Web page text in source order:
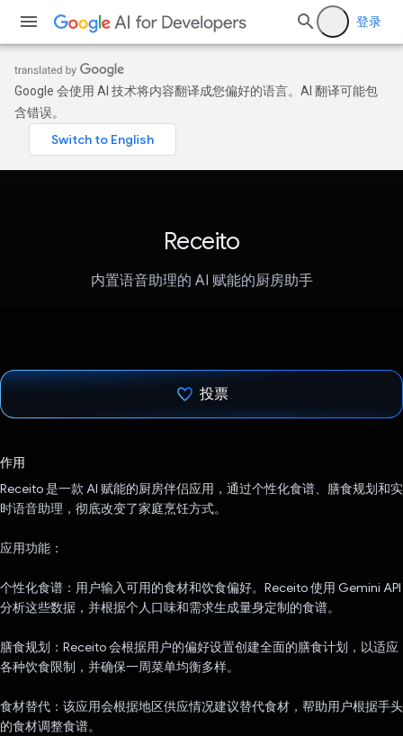
登录
Google 会使用 AI 技术将内容翻译成您偏好的语言。AI 翻译可能包
含错误。
Receito
内置语音助理的 AI 赋能的厨房助手
投票
作用
Receito 是一款 AI 赋能的厨房伴侣应用，通过个性化食谱、膳食规划和实
时语音助理，彻底改变了家庭烹饪方式。
应用功能：
个性化食谱：用户输入可用的食材和饮食偏好。Receito 使用 Gemini API
分析这些数据，并根据个人口味和需求生成量身定制的食谱。
膳食规划：Receito 会根据用户的偏好设置创建全面的膳食计划，以适应
各种饮食限制，并确保一周菜单均衡多样。
食材替代：该应用会根据地区供应情况建议替代食材，帮助用户根据手头
的食材调整食谱。